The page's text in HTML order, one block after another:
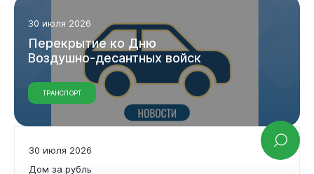
30 июля 2026
Перекрытие ко Дню
Воздушно-десантных войск
ТРАНСПОРТ
30 июля 2026
Дом за рубль